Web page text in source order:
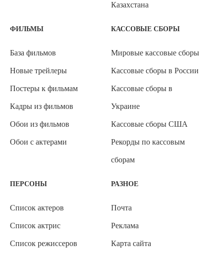
Казахстана
ФИЛЬМЫ
База фильмов
Новые трейлеры
Постеры к фильмам
Кадры из фильмов
Обои из фильмов
Обои с актерами
КАССОВЫЕ СБОРЫ
Мировые кассовые сборы
Кассовые сборы в России
Кассовые сборы в
Украине
Кассовые сборы США
Рекорды по кассовым
сборам
ПЕРСОНЫ
Список актеров
Список актрис
Список режиссеров
РАЗНОЕ
Почта
Реклама
Карта сайта